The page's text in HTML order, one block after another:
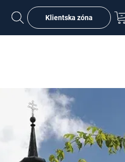
Klientska zóna